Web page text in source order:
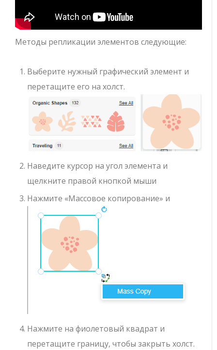
Методы репликации элементов следующие:
Выберите нужный графический элемент и
перетащите его на холст.
Наведите курсор на угол элемента и
щелкните правой кнопкой мыши
Нажмите «Массовое копирование» и
Нажмите на фиолетовый квадрат и
перетащите границу, чтобы закрыть холст.